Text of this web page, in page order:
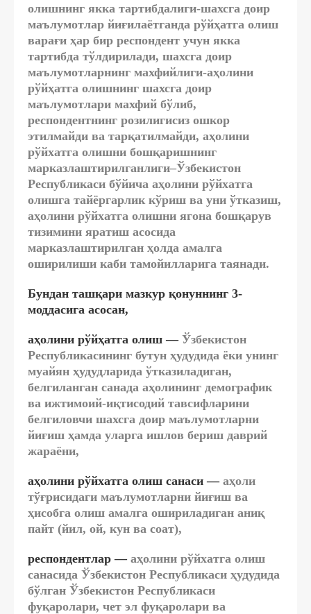
олишнинг якка тартибдалиги-шахсга доир
маълумотлар йиғилаётганда рўйҳатга олиш
варағи ҳар бир респондент учун якка
тартибда тўлдирилади, шахсга доир
маълумотларнинг махфийлиги-аҳолини
рўйҳатга олишнинг шахсга доир
маълумотлари махфий бўлиб,
респондентнинг розилигисиз ошкор
этилмайди ва тарқатилмайди, аҳолини
рўйхатга олишни бошқаришнинг
марказлаштирилганлиги–Ўзбекистон
Республикаси бўйича аҳолини рўйхатга
олишга тайёргарлик кўриш ва уни ўтказиш,
аҳолини рўйхатга олишни ягона бошқарув
тизимини яратиш асосида
марказлаштирилган ҳолда амалга
оширилиши каби тамойилларига таянади.
Бундан ташқари мазкур қонуннинг 3-
моддасига асосан,
аҳолини рўйҳатга олиш— Ўзбекистон
Республикасининг бутун ҳудудида ёки унинг
муайян ҳудудларида ўтказиладиган,
белгиланган санада аҳолининг демографик
ва ижтимоий-иқтисодий тавсифларини
белгиловчи шахсга доир маълумотларни
йиғиш ҳамда уларга ишлов бериш даврий
жараёни,
аҳолини рўйхатга олиш санаси—аҳоли
тўғрисидаги маълумотларни йиғиш ва
ҳисобга олиш амалга ошириладиган аниқ
пайт (йил, ой, кун ва соат),
респондентлар —аҳолини рўйхатга олиш
санасида Ўзбекистон Республикаси ҳудудида
бўлган Ўзбекистон Республикаси
фуқаролари, чет эл фуқаролари ва